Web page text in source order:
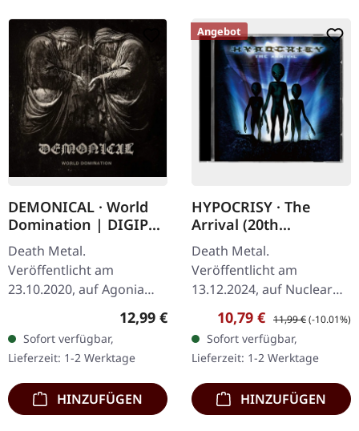
DEMONICAL · World
Domination | DIGIPAK
CD
Death Metal.
Veröffentlicht am
23.10.2020, auf Agonia
Records. CD im Digipak
mit durchsichtigem
Kunststofftray und 8-
seitigem Booklet, in
einer…
Regulärer Preis:
12,99 €
Sofort verfügbar,
Lieferzeit: 1-2 Werktage
HINZUFÜGEN
Angebot
HYPOCRISY · The
Arrival (20th
Anniversary Edition) |
CD
Death Metal.
Veröffentlicht am
13.12.2024, auf Nuclear
Blast Records.
Sonderedition CD mit
exklusivem Artwork und
remasterten Tracks. "The
Arrival"…
Verkaufspreis:
10,79 € Regulärer Preis:
11,99 €(-10.01%)
Sofort verfügbar,
Lieferzeit: 1-2 Werktage
HINZUFÜGEN